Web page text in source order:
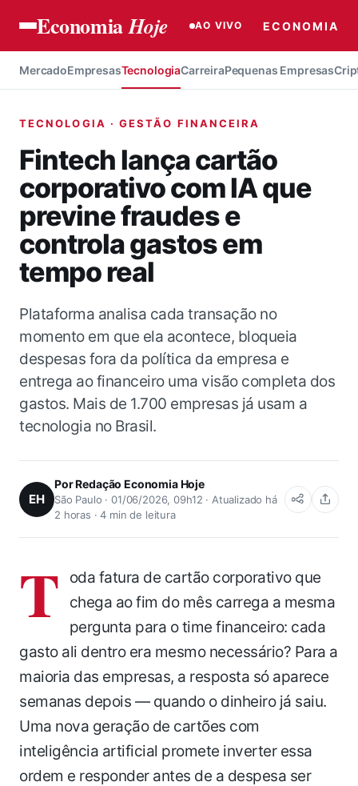
EconomiaHoje AO VIVO ECONOMIA
MercadoEmpresasTecnologiaCarreiraPequenas Empresas
TECNOLOGIA · GESTÃO FINANCEIRA
Fintech lança cartão
corporativo com IA que
previne fraudes e
controla gastos em
tempo real
Plataforma analisa cada transação no
momento em que ela acontece, bloqueia
despesas fora da política da empresa e
entrega ao financeiro uma visão completa dos
gastos. Mais de 1.700 empresas já usam a
tecnologia no Brasil.
EH
Por Redação Economia Hoje
São Paulo · 01/06/2026, 09h12 · Atualizado há
2 horas · 4 min de leitura
T
oda fatura de cartão corporativo que
chega ao fim do mês carrega a mesma
pergunta para o time financeiro: cada
gasto ali dentro era mesmo necessário? Para a
maioria das empresas, a resposta só aparece
semanas depois — quando o dinheiro já saiu.
Uma nova geração de cartões com
inteligência artificial promete inverter essa
ordem e responder antes de a despesa ser